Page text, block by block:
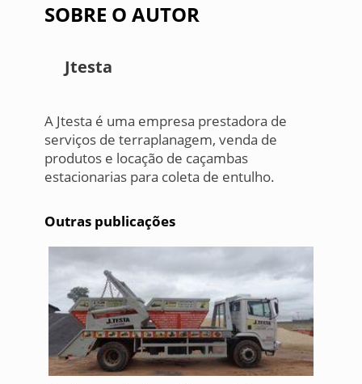
SOBRE O AUTOR
Jtesta
A Jtesta é uma empresa prestadora de
serviços de terraplanagem, venda de
produtos e locação de caçambas
estacionarias para coleta de entulho.
Outras publicações